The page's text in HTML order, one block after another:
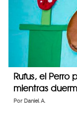
Rufus, el Perro
mientras
Por Daniel A.